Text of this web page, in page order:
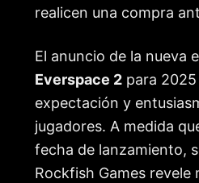
realicen una compra
El anuncio de la nueva
Everspace 2 para
expectación y
jugadores. A medida
fecha de lanzamiento,
Rockfish Games revele